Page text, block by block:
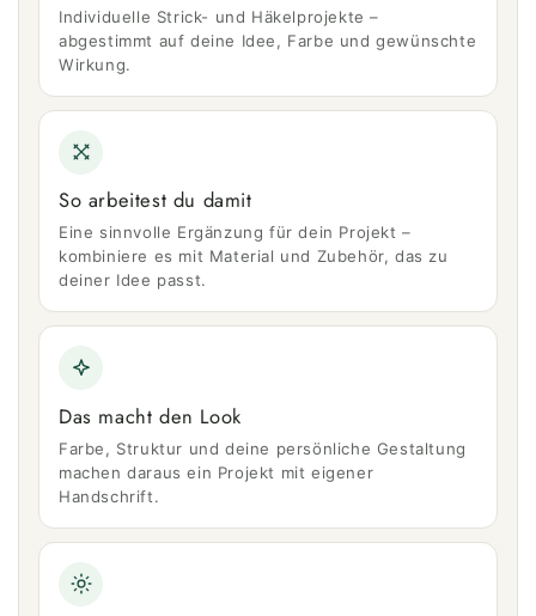
Individuelle Strick- und Häkelprojekte –
abgestimmt auf deine Idee, Farbe und gewünschte
Wirkung.
So arbeitest du damit
Eine sinnvolle Ergänzung für dein Projekt –
kombiniere es mit Material und Zubehör, das zu
deiner Idee passt.
Das macht den Look
Farbe, Struktur und deine persönliche Gestaltung
machen daraus ein Projekt mit eigener
Handschrift.